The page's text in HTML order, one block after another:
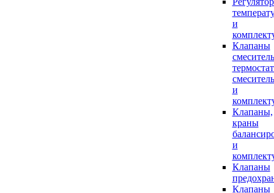
и
Клапаны
и
Клапаны,
краны
и
Клапаны
Клапаны